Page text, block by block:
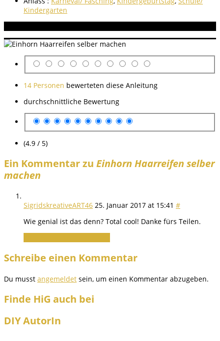
Kindergarten
14 Personen bewerteten diese Anleitung
durchschnittliche Bewertung
(4.9 / 5)
Ein Kommentar zu Einhorn Haarreifen selber
machen
SigridskreativeART46 25. Januar 2017 at 15:41 #
Wie genial ist das denn? Total cool! Danke fürs Teilen.
Schreibe einen Kommentar
Du musst angemeldet sein, um einen Kommentar abzugeben.
Finde HiG auch bei
DIY AutorIn